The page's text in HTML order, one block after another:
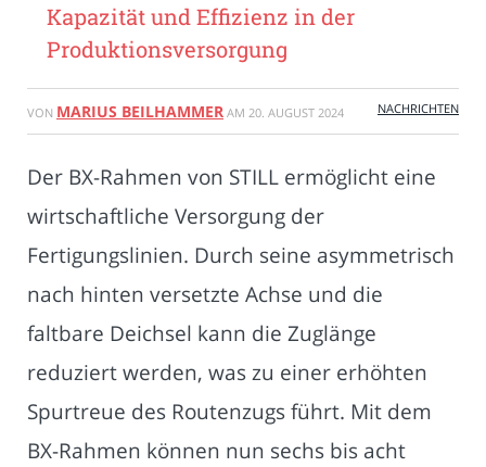
Kapazität und Effizienz in der
Produktionsversorgung
VON MARIUS BEILHAMMER AM 20. AUGUST 2024 NACHRICHTEN
Der BX-Rahmen von STILL ermöglicht eine
wirtschaftliche Versorgung der
Fertigungslinien. Durch seine asymmetrisch
nach hinten versetzte Achse und die
faltbare Deichsel kann die Zuglänge
reduziert werden, was zu einer erhöhten
Spurtreue des Routenzugs führt. Mit dem
BX-Rahmen können nun sechs bis acht